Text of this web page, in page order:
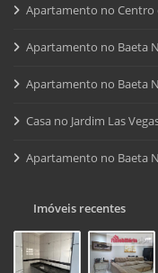
Apartamento no Centro
Apartamento no Baeta
Apartamento no Baeta
Casa no Jardim Las
Apartamento no Baeta
Imóveis recentes